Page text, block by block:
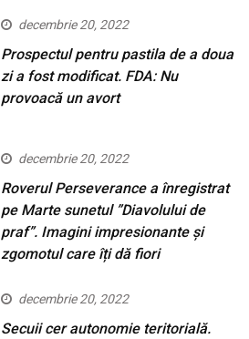
decembrie 20, 2022
Prospectul pentru pastila de a doua
zi a fost modificat. FDA: Nu
provoacă un avort
decembrie 20, 2022
Roverul Perseverance a înregistrat
pe Marte sunetul ”Diavolului de
praf”. Imagini impresionante și
zgomotul care îți dă fiori
decembrie 20, 2022
Secuii cer autonomie teritorială.